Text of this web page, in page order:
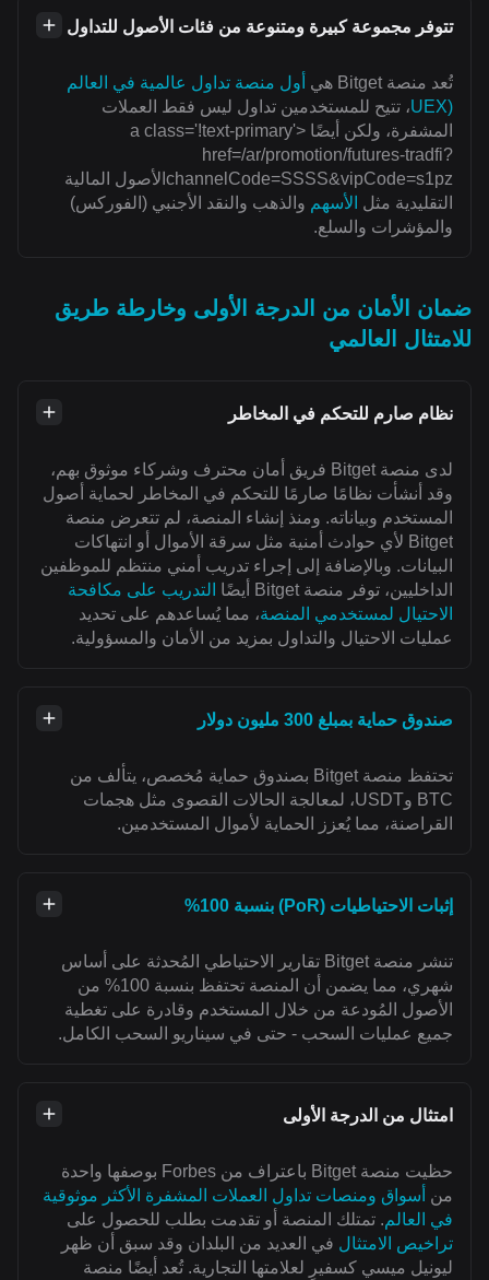
تتوفر مجموعة كبيرة ومتنوعة من فئات الأصول للتداول
تُعد منصة Bitget هي
أول منصة تداول عالمية في العالم
(UEX
، تتيح للمستخدمين تداول ليس فقط العملات
المشفرة، ولكن أيضًا <a class='!text-primary'
href=/ar/promotion/futures-tradfi?
channelCode=SSSS&vipCode=s1pzالأصول المالية
التقليدية مثل الأسهم والذهب والنقد الأجنبي (الفوركس)
والمؤشرات والسلع.
ضمان الأمان من الدرجة الأولى وخارطة طريق
للامتثال العالمي
نظام صارم للتحكم في المخاطر
لدى منصة Bitget فريق أمان محترف وشركاء موثوق بهم،
وقد أنشأت نظامًا صارمًا للتحكم في المخاطر لحماية أصول
المستخدم وبياناته. ومنذ إنشاء المنصة، لم تتعرض منصة
Bitget لأي حوادث أمنية مثل سرقة الأموال أو انتهاكات
البيانات. وبالإضافة إلى إجراء تدريب أمني منتظم للموظفين
الداخليين، توفر منصة Bitget أيضًا
التدريب على مكافحة
الاحتيال لمستخدمي المنصة، مما يُساعدهم على تحديد
عمليات الاحتيال والتداول بمزيد من الأمان والمسؤولية.
صندوق حماية بمبلغ 300 مليون دولار
تحتفظ منصة Bitget بصندوق حماية مُخصص، يتألف من
BTC وUSDT، لمعالجة الحالات القصوى مثل هجمات
القراصنة، مما يُعزز الحماية لأموال المستخدمين.
إثبات الاحتياطيات (PoR) بنسبة 100%
تنشر منصة Bitget تقارير الاحتياطي المُحدثة على أساس
شهري، مما يضمن أن المنصة تحتفظ بنسبة 100% من
الأصول المُودعة من خلال المستخدم وقادرة على تغطية
جميع عمليات السحب - حتى في سيناريو السحب الكامل.
امتثال من الدرجة الأولى
حظيت منصة Bitget باعتراف من Forbes بوصفها واحدة
من أسواق ومنصات تداول العملات المشفرة الأكثر موثوقية
في العالم. تمتلك المنصة أو تقدمت بطلب للحصول على
تراخيص الامتثال في العديد من البلدان وقد سبق أن ظهر
ليونيل ميسي كسفيرِ لعلامتها التجارية. تُعد أيضًا منصة